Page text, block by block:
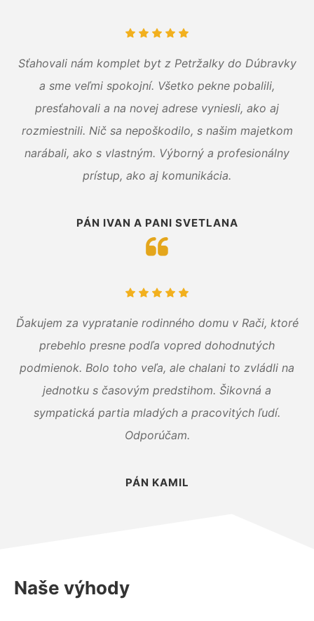
Sťahovali nám komplet byt z Petržalky do Dúbravky
a sme veľmi spokojní. Všetko pekne pobalili,
presťahovali a na novej adrese vyniesli, ako aj
rozmiestnili. Nič sa nepoškodilo, s našim majetkom
narábali, ako s vlastným. Výborný a profesionálny
prístup, ako aj komunikácia.
PÁN IVAN A PANI SVETLANA
Ďakujem za vypratanie rodinného domu v Rači, ktoré
prebehlo presne podľa vopred dohodnutých
podmienok. Bolo toho veľa, ale chalani to zvládli na
jednotku s časovým predstihom. Šikovná a
sympatická partia mladých a pracovitých ľudí.
Odporúčam.
PÁN KAMIL
Naše výhody